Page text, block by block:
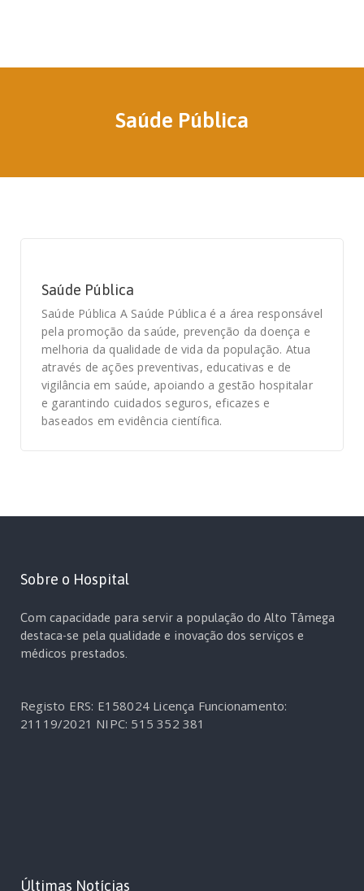
Saúde Pública
Saúde Pública
Saúde Pública A Saúde Pública é a área responsável
pela promoção da saúde, prevenção da doença e
melhoria da qualidade de vida da população. Atua
através de ações preventivas, educativas e de
vigilância em saúde, apoiando a gestão hospitalar
e garantindo cuidados seguros, eficazes e
baseados em evidência científica.
Sobre o Hospital
Com capacidade para servir a população do Alto Tâmega
destaca-se pela qualidade e inovação dos serviços e
médicos prestados.
Registo ERS: E158024 Licença Funcionamento:
21119/2021 NIPC: 515 352 381
Últimas Notícias